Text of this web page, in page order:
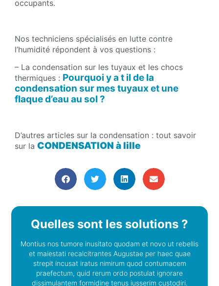
occupants.
Nos techniciens spécialisés en lutte contre
l’humidité répondent à vos questions :
– La condensation sur les tuyaux et les chocs
thermiques : Pourquoi y a t il de la
condensation sur mes tuyaux et une
flaque d’eau au sol ?
D’autres articles sur la condensation : tout savoir
sur la CONDENSATION à lille
Quelles sont les solutions ?
Montius nos tumore inusitato quodam et novo ut rebellis
et maiestati recalcitrantes Augustae per haec quae
strepit incusat iratus nimirum quod contumacem
praefectum, quid rerum ordo postulat ignorare
dissimulantem formidine tenus iusserim custodiri.